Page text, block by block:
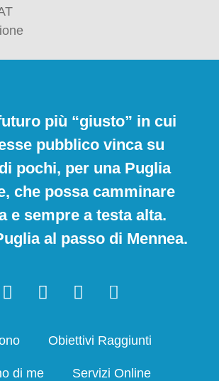
più “giusto” in cui
pubblico vinca su
pochi, per una Puglia
che possa camminare
e sempre a testa alta.
al passo di Mennea.
Obiettivi Raggiunti
di me Servizi Online